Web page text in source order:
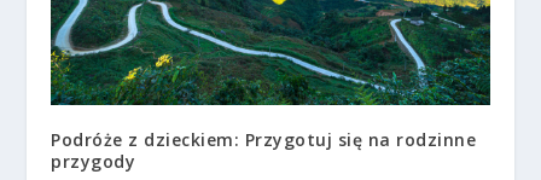
Podróże z dzieckiem: Przygotuj się na rodzinne
przygody